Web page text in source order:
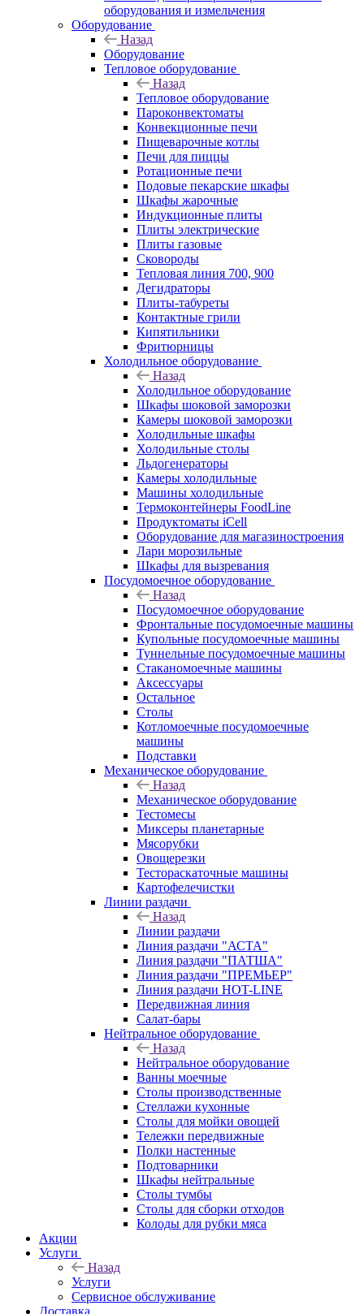
оборудования и измельчения
Оборудование
Назад
Оборудование
Тепловое оборудование
Назад
Тепловое оборудование
Пароконвектоматы
Конвекционные печи
Пищеварочные котлы
Печи для пиццы
Ротационные печи
Подовые пекарские шкафы
Шкафы жарочные
Индукционные плиты
Плиты электрические
Плиты газовые
Сковороды
Тепловая линия 700, 900
Дегидраторы
Плиты-табуреты
Контактные грили
Кипятильники
Фритюрницы
Холодильное оборудование
Назад
Холодильное оборудование
Шкафы шоковой заморозки
Камеры шоковой заморозки
Холодильные шкафы
Холодильные столы
Льдогенераторы
Камеры холодильные
Машины холодильные
Термоконтейнеры FoodLine
Продуктоматы iCell
Оборудование для магазиностроения
Лари морозильные
Шкафы для вызревания
Посудомоечное оборудование
Назад
Посудомоечное оборудование
Фронтальные посудомоечные машины
Купольные посудомоечные машины
Туннельные посудомоечные машины
Стаканомоечные машины
Аксессуары
Остальное
Столы
Котломоечные посудомоечные
машины
Подставки
Механическое оборудование
Назад
Механическое оборудование
Тестомесы
Миксеры планетарные
Мясорубки
Овощерезки
Тестораскаточные машины
Картофелечистки
Линии раздачи
Назад
Линии раздачи
Линия раздачи "АСТА"
Линия раздачи "ПАТША"
Линия раздачи "ПРЕМЬЕР"
Линия раздачи HOT-LINE
Передвижная линия
Салат-бары
Нейтральное оборудование
Назад
Нейтральное оборудование
Ванны моечные
Столы производственные
Стеллажи кухонные
Столы для мойки овощей
Тележки передвижные
Полки настенные
Подтоварники
Шкафы нейтральные
Столы тумбы
Столы для сборки отходов
Колоды для рубки мяса
Акции
Услуги
Назад
Услуги
Сервисное обслуживание
Доставка